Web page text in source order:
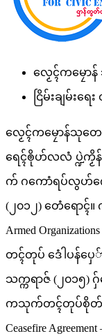
လၟေၚ်ကမၠော
ငြိမ်းချမ်း
လၟေၚ်ကမၠောန်သုတေ
ရေၚ်ၜိုဟ်လလံ ပ္ဍဲကၟိ
က် ဂကောံရပ်လွဟ်က
(၂၀၁၂) တေံရောၚ်
Armed
တၚ်တုပ် ဒေံါပန်ပှ
သက္ကရာဇ် (၂၀၁
ကသုက်တၚ်တုပ်စိုတ် ဒ
Ceasefire